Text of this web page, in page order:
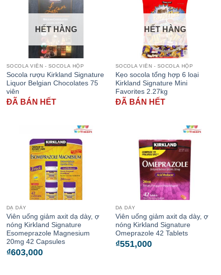
HẾT HÀNG
SOCOLA VIÊN - SOCOLA HỘP
Socola rượu Kirkland Signature
Liquor Belgian Chocolates 75
viên
ĐÃ BÁN HẾT
HẾT HÀNG
SOCOLA VIÊN - SOCOLA HỘP
Kẹo socola tổng hợp 6 loại
Kirkland Signature Mini
Favorites 2.27kg
ĐÃ BÁN HẾT
DẠ DÀY
Viên uống giảm axit dạ dày, ợ
nóng Kirkland Signature
Esomeprazole Magnesium
20mg 42 Capsules
₫603,000
DẠ DÀY
Viên uống giảm axit dạ dày, ợ
nóng Kirkland Signature
Omeprazole 42 Tablets
₫551,000